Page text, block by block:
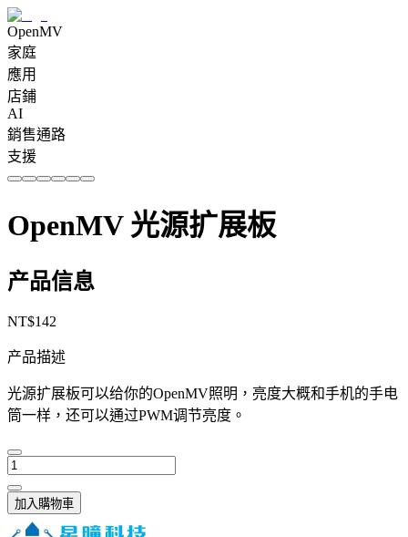
OpenMV
家庭
應用
店鋪
AI
銷售通路
支援
OpenMV 光源扩展板
产品信息
NT$142
产品描述
光源扩展板可以给你的OpenMV照明，亮度大概和手机的手电
筒一样，还可以通过PWM调节亮度。
加入購物車